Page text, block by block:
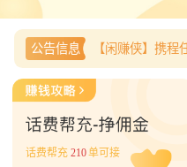
公告信息
话费帮充 210单可接